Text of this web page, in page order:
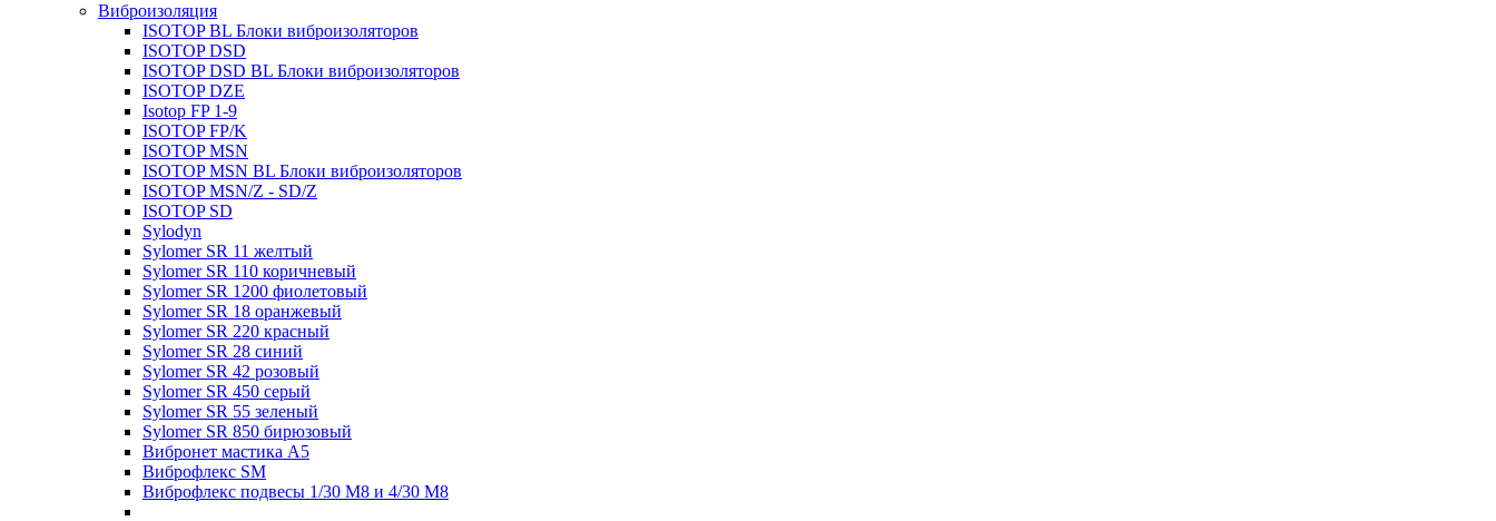
Виброизоляция
ISOTOP BL Блоки виброизоляторов
ISOTOP DSD
ISOTOP DSD BL Блоки виброизоляторов
ISOTOP DZE
Isotop FP 1-9
ISOTOP FP/K
ISOTOP MSN
ISOTOP MSN BL Блоки виброизоляторов
ISOTOP MSN/Z - SD/Z
ISOTOP SD
Sylodyn
Sylomer SR 11 желтый
Sylomer SR 110 коричневый
Sylomer SR 1200 фиолетовый
Sylomer SR 18 оранжевый
Sylomer SR 220 красный
Sylomer SR 28 синий
Sylomer SR 42 розовый
Sylomer SR 450 серый
Sylomer SR 55 зеленый
Sylomer SR 850 бирюзовый
Вибронет мастика А5
Виброфлекс SM
Виброфлекс подвесы 1/30 М8 и 4/30 М8